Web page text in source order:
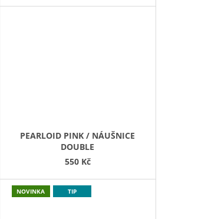
PEARLOID PINK / NÁUŠNICE
DOUBLE
550 Kč
NOVINKA TIP